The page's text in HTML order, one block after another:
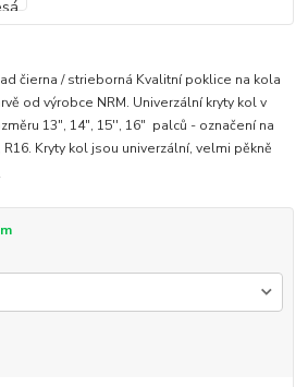
čierna / strieborná Kvalitní poklice na kola
od výrobce NRM. Univerzální kryty kol v
13", 14", 15'', 16" palců - označení na
R16. Kryty kol jsou univerzální, velmi pěkně